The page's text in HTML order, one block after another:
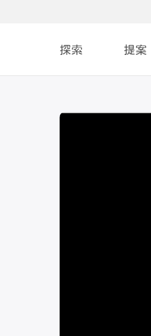
探索 提案